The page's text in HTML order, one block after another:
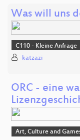
Was will uns
C110 - Kleine Anfrage
katzazi
ORC - eine
Art, Culture and